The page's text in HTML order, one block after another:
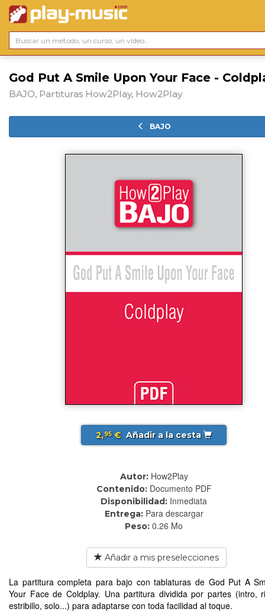
God Put A Smile Upon Your Face -
BAJO, Partituras How2Play, How2Play
BAJO
2,95€ Añadir a la cesta
Autor: How2Play
Contenido: Documento PDF
Disponibilidad: Inmediata
Entrega: Para descargar
Peso: 0.26 Mo
Añadir a mis preselecciones
La partitura completa para bajo con tablaturas de God Put A
Your Face de Coldplay. Una partitura dividida por partes (intro,
estribillo, solo...) para adaptarse con toda facilidad al toque.